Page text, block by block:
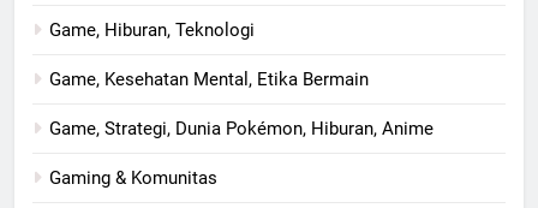
Game, Hiburan, Teknologi
Game, Kesehatan Mental, Etika Bermain
Game, Strategi, Dunia Pokémon, Hiburan, Anime
Gaming & Komunitas